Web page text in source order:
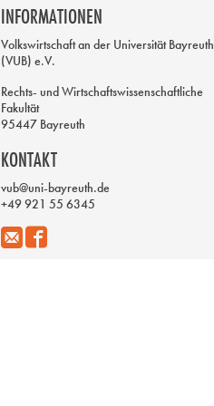
INFORMATIONEN
Volkswirtschaft an der Universität Bayreuth
(VUB) e.V.
Rechts- und Wirtschaftswissenschaftliche
Fakultät
95447 Bayreuth
KONTAKT
vub@uni-bayreuth.de
+49 921 55 6345